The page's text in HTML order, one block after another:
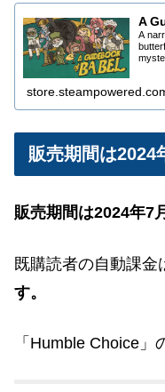
A
A
販売期間は2024
販売期間は2024年7
既購読者の自動課金
す。
「Humble Choice」